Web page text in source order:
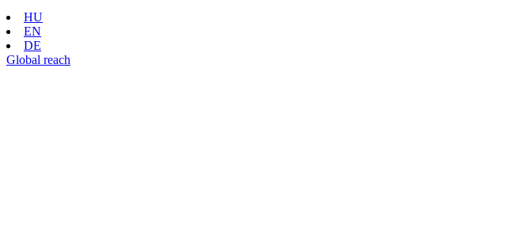
HU
EN
DE
Global reach